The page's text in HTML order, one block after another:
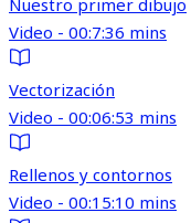
Nuestro primer dibujo
Video - 00:7:36 mins
Vectorización
Video - 00:06:53 mins
Rellenos y contornos
Video - 00:15:10 mins